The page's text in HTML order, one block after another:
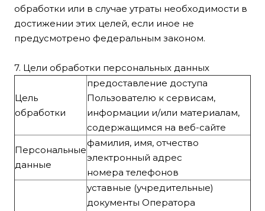
обработки или в случае утраты необходимости в
достижении этих целей, если иное не
предусмотрено федеральным законом.
7. Цели обработки персональных данных
Цель
обработки
предоставление доступа
Пользователю к сервисам,
информации и/или материалам,
содержащимся на веб-сайте
Персональные
данные
фамилия, имя, отчество
электронный адрес
номера телефонов
уставные (учредительные)
документы Оператора